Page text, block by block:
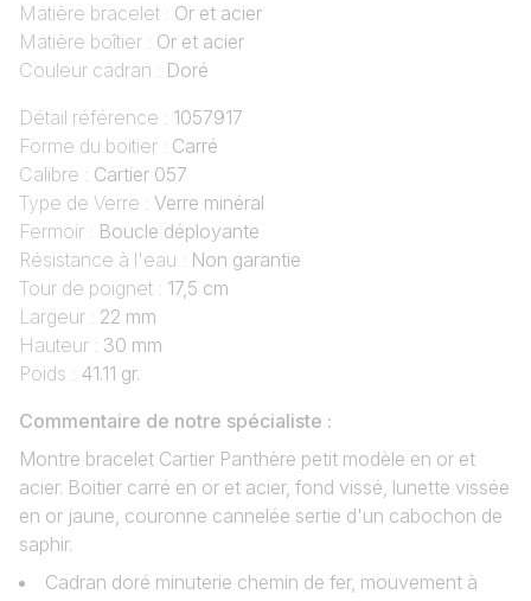
Matière bracelet : Or et acier
Matière boîtier : Or et acier
Couleur cadran : Doré
Détail référence : 1057917
Forme du boitier : Carré
Calibre : Cartier 057
Type de Verre : Verre minéral
Fermoir : Boucle déployante
Résistance à l'eau : Non garantie
Tour de poignet : 17,5 cm
Largeur : 22 mm
Hauteur : 30 mm
Poids : 41.11 gr.
Commentaire de notre spécialiste :
Montre bracelet Cartier Panthère petit modèle en or et
acier. Boitier carré en or et acier, fond vissé, lunette vissée
en or jaune, couronne cannelée sertie d'un cabochon de
saphir.
Cadran doré minuterie chemin de fer, mouvement à